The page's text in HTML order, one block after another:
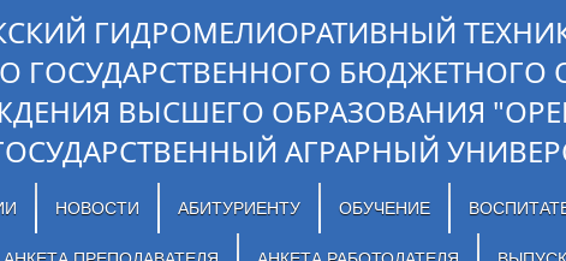
ГИДРОМЕЛИОРАТИВНЫЙ
ГОСУДАРСТВЕННОГО БЮДЖЕТНОГО
ВЫСШЕГО ОБРАЗОВАНИЯ
АГРАРНЫЙ
НОВОСТИ АБИТУРИЕНТУ ОБУЧЕНИЕ